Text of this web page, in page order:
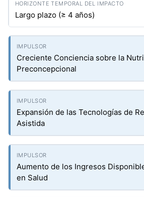
Largo plazo (≥ 4 años)
Creciente Conciencia sobre la
Preconcepcional
Expansión de las Tecnologías de
Asistida
Aumento de los Ingresos
en Salud